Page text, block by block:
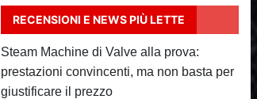
RECENSIONI E NEWS PIÙ LETTE
Steam Machine di Valve alla prova:
prestazioni convincenti, ma non basta per
giustificare il prezzo